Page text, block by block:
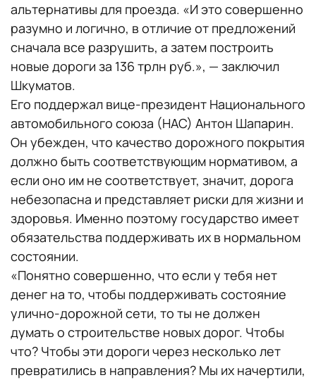
альтернативы для проезда. «И это совершенно
разумно и логично, в отличие от предложений
сначала все разрушить, а затем построить
новые дороги за 136 трлн руб.», — заключил
Шкуматов.
Его поддержал вице-президент Национального
автомобильного союза (НАС) Антон Шапарин.
Он убежден, что качество дорожного покрытия
должно быть соответствующим нормативом, а
если оно им не соответствует, значит, дорога
небезопасна и представляет риски для жизни и
здоровья. Именно поэтому государство имеет
обязательства поддерживать их в нормальном
состоянии.
«Понятно совершенно, что если у тебя нет
денег на то, чтобы поддерживать состояние
улично-дорожной сети, то ты не должен
думать о строительстве новых дорог. Чтобы
что? Чтобы эти дороги через несколько лет
превратились в направления? Мы их начертили,